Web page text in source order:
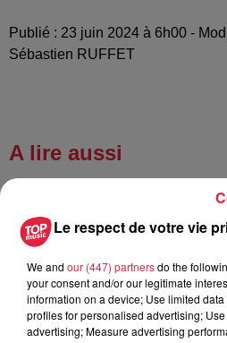
Publié : 23 juin 2024 à 6h00 -
Sébastien RUFFET
A lire aussi
À Hoerdt, de
robinets
6 août 2026
Tags
Le respect de votre vie
We and our (447) partnersdo the
your consent and/or our legitimate
information on a device; Use limited
profiles for personalised advertising;
advertising; Measure advertising